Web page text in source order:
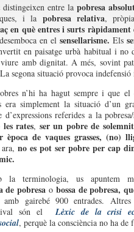
distingeixen entre lapobresa
i la pobresa relativa,
en què entres i surts ràpidament
en el sensellarisme. Els
en paisatge urbà habitual i no
viure amb dignitat. A més, sovint
segona situació provoca
n’hi ha hagut sempre i que el
era simplement la situació d’un
referides a la
rates, ser un pobre de
època de vaques grasses, (no)
ara,no es pot ser pobre per cap
la terminologia, us apuntem
de pobresaobossa de pobresa,
gairebé 900 entrades.
són elLèxic de la crisi
, perquè la consciència no ha de